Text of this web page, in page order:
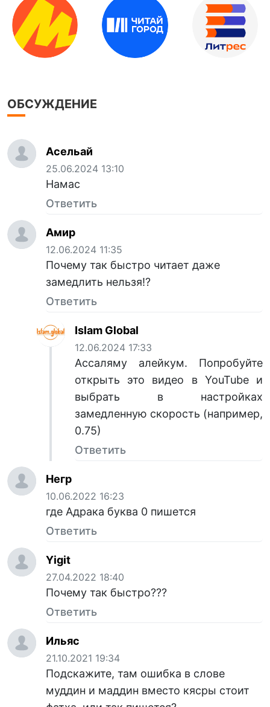
ОБСУЖДЕНИЕ
Асельай
25.06.2024 13:10
Намас
Ответить
Амир
12.06.2024 11:35
Почему так быстро читает даже
замедлить нельзя!?
Ответить
Islam Global
12.06.2024 17:33
Ассаляму алейкум. Попробуйте
открыть это видео в YouTube и
выбрать в настройках
замедленную скорость (например,
0.75)
Ответить
Негр
10.06.2022 16:23
где Адрака буква 0 пишется
Ответить
Yigit
27.04.2022 18:40
Почему так быстро???
Ответить
Ильяс
21.10.2021 19:34
Подскажите, там ошибка в слове
муддин и маддин вместо кясры стоит